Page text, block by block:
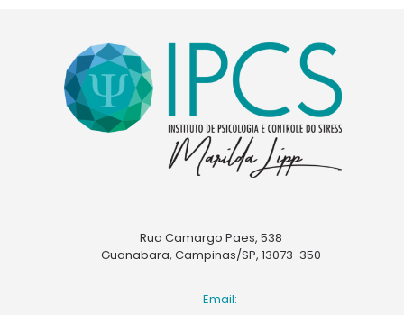
Rua Camargo Paes, 538
Guanabara, Campinas/SP, 13073-350
Email: